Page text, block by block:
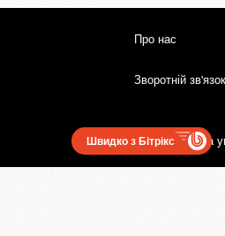
Про нас
Зворотній зв'язок
Користувацька
Швидко з Бітрікс